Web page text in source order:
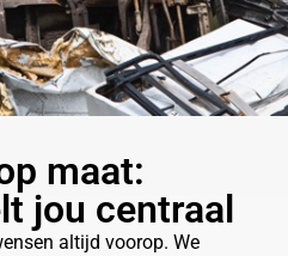
maat:
jou centraal
altijd voorop. We